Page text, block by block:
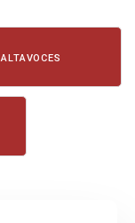
ALTAVOCES